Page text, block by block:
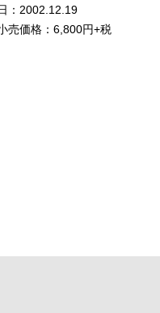
：2002.12.19
売価格：6,800円+税